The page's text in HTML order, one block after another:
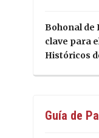
Bohonal de
clave para
Históricos
Guía de